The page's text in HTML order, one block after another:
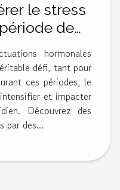
le stress
de
hormonales
défi, tant pour
ces périodes, le
et impacter
Découvrez des
par des...